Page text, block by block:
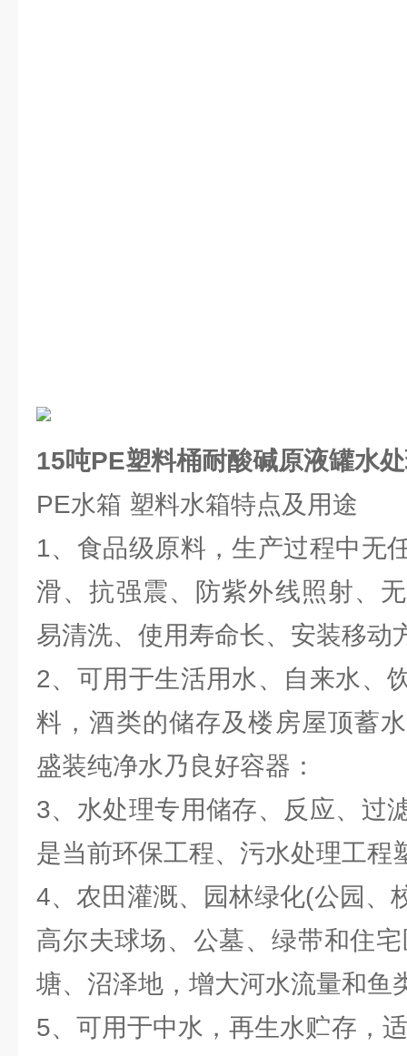
15吨PE塑料桶耐酸碱原液罐水
PE水箱 塑料水箱特点及用途
1、食品级原料，生产过程中无
滑、抗强震、防紫外线照射、
易清洗、使用寿命长、安装移动
2、可用于生活用水、自来水、
料，酒类的储存及楼房屋顶蓄
盛装纯净水乃良好容器：
3、水处理专用储存、反应、过
是当前环保工程、污水处理工程
4、农田灌溉、园林绿化(公园、
高尔夫球场、公墓、绿带和住
塘、沼泽地，增大河水流量和鱼
5、可用于中水，再生水贮存，